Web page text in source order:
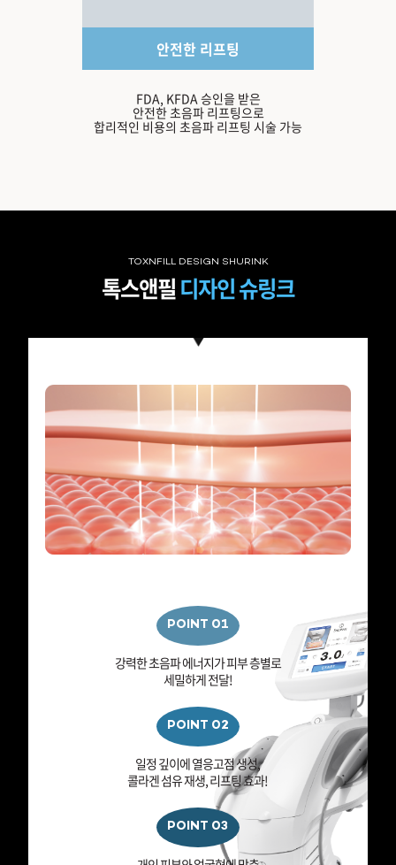
안전한 리프팅
FDA, KFDA 승인을 받은
안전한 초음파 리프팅으로
합리적인 비용의 초음파 리프팅 시술 가능
톡스앤필디자인 슈링크
TOXNFILL DESIGN SHURINK
POINT 01
강력한 초음파 에너지가 피부 층별로
세밀하게 전달!
POINT 02
일정 깊이에 열응고점 생성,
콜라겐 섬유 재생, 리프팅 효과!
POINT 03